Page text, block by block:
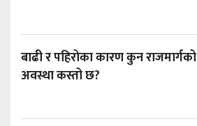
बाढी र पहिरोका कारण कुन राजमार्गको
अवस्था कस्तो छ?